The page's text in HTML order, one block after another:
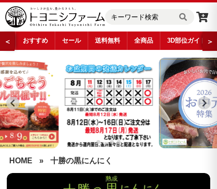
＜ おすすめ セール 送料無料 全商品 3D部位ガイド ＞
HOME » 十勝の黒にんにく